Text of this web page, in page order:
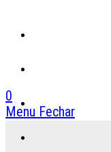
0
Menu Fechar